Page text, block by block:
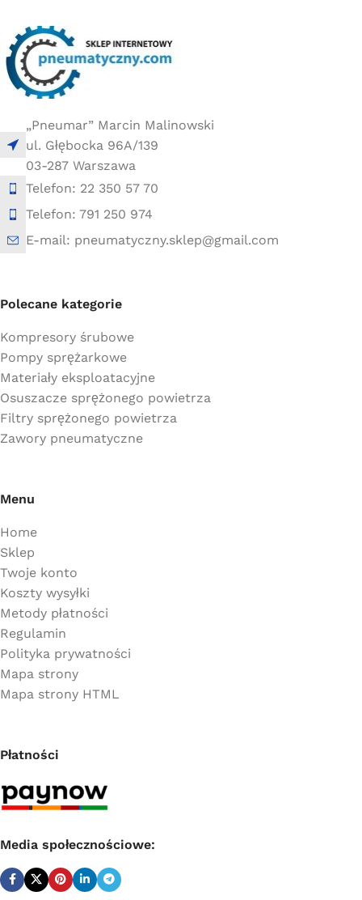
„Pneumar” Marcin Malinowski
ul. Głębocka 96A/139
03-287 Warszawa
Telefon: 22 350 57 70
Telefon: 791 250 974
E-mail: pneumatyczny.sklep@gmail.com
Polecane kategorie
Kompresory śrubowe
Pompy sprężarkowe
Materiały eksploatacyjne
Osuszacze sprężonego powietrza
Filtry sprężonego powietrza
Zawory pneumatyczne
Menu
Home
Sklep
Twoje konto
Koszty wysyłki
Metody płatności
Regulamin
Polityka prywatności
Mapa strony
Mapa strony HTML
Płatności
Media społecznościowe: